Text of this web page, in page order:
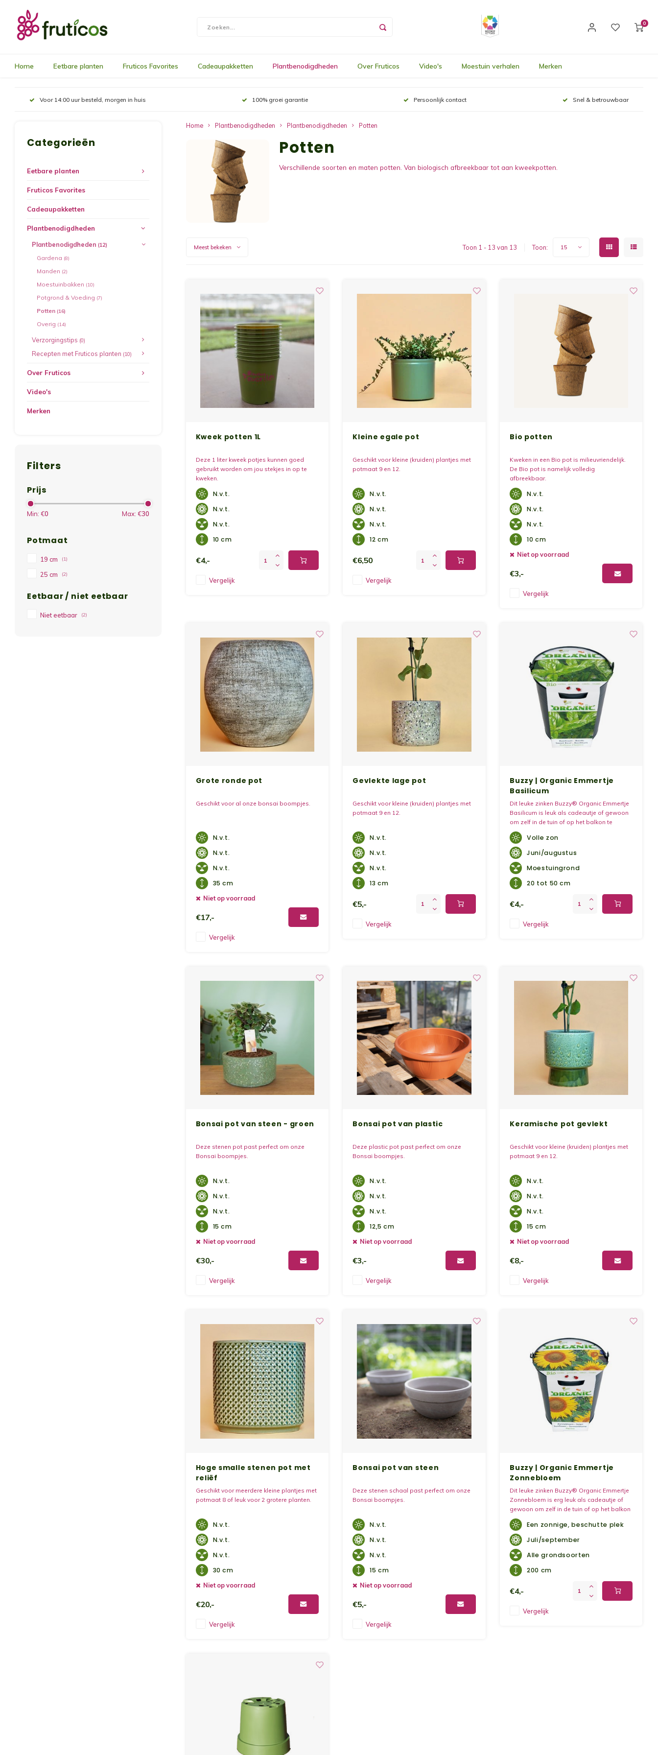
0
Home Eetbare planten Fruticos Favorites Cadeaupakketten Plantbenodigdheden Over Fruticos Video's Moestuin verhalen Merken
Voor 14:00 uur besteld, morgen in huis 100% groei garantie Persoonlijk contact Snel & betrouwbaar
Categorieën
Eetbare planten
Fruticos Favorites
Cadeaupakketten
Plantbenodigdheden
Plantbenodigdheden (12)
Gardena (8)
Manden (2)
Moestuinbakken (10)
Potgrond & Voeding (7)
Potten (16)
Overig (14)
Verzorgingstips (0)
Recepten met Fruticos planten (10)
Over Fruticos
Video's
Merken
Filters
Prijs
Min: €0 Max: €30
Potmaat
19 cm (1)
25 cm (2)
Eetbaar / niet eetbaar
Niet eetbaar (2)
Home Plantbenodigdheden Plantbenodigdheden Potten
Potten
Verschillende soorten en maten potten. Van biologisch afbreekbaar tot aan kweekpotten.
Meest bekeken Toon 1 - 13 van 13 Toon: 15
Kweek potten 1L
Deze 1 liter kweek potjes kunnen goed
gebruikt worden om jou stekjes in op te
kweken.
N.v.t.
N.v.t.
N.v.t.
10 cm
€4,-
Vergelijk
Kleine egale pot
Geschikt voor kleine (kruiden) plantjes met
potmaat 9 en 12.
N.v.t.
N.v.t.
N.v.t.
12 cm
€6,50
Vergelijk
Bio potten
Kweken in een Bio pot is milieuvriendelijk.
De Bio pot is namelijk volledig
afbreekbaar.
N.v.t.
N.v.t.
N.v.t.
10 cm
Niet op voorraad
€3,-
Vergelijk
Grote ronde pot
Geschikt voor al onze bonsai boompjes.
N.v.t.
N.v.t.
N.v.t.
35 cm
Niet op voorraad
€17,-
Vergelijk
Gevlekte lage pot
Geschikt voor kleine (kruiden) plantjes met
potmaat 9 en 12.
N.v.t.
N.v.t.
N.v.t.
13 cm
€5,-
Vergelijk
Buzzy | Organic Emmertje
Basilicum
Dit leuke zinken Buzzy® Organic Emmertje
Basilicum is leuk als cadeautje of gewoon
om zelf in de tuin of op het balkon te
hebben! Het product wordt compleet
geleverd. U kunt direct aan de slag!
Volle zon
Juni/augustus
Moestuingrond
20 tot 50 cm
€4,-
Vergelijk
Bonsai pot van steen - groen
Deze stenen pot past perfect om onze
Bonsai boompjes.
N.v.t.
N.v.t.
N.v.t.
15 cm
Niet op voorraad
€30,-
Vergelijk
Bonsai pot van plastic
Deze plastic pot past perfect om onze
Bonsai boompjes.
N.v.t.
N.v.t.
N.v.t.
12,5 cm
Niet op voorraad
€3,-
Vergelijk
Keramische pot gevlekt
Geschikt voor kleine (kruiden) plantjes met
potmaat 9 en 12.
N.v.t.
N.v.t.
N.v.t.
15 cm
Niet op voorraad
€8,-
Vergelijk
Hoge smalle stenen pot met
reliëf
Geschikt voor meerdere kleine plantjes met
potmaat 8 of leuk voor 2 grotere planten.
N.v.t.
N.v.t.
N.v.t.
30 cm
Niet op voorraad
€20,-
Vergelijk
Bonsai pot van steen
Deze stenen schaal past perfect om onze
Bonsai boompjes.
N.v.t.
N.v.t.
N.v.t.
15 cm
Niet op voorraad
€5,-
Vergelijk
Buzzy | Organic Emmertje
Zonnebloem
Dit leuke zinken Buzzy® Organic Emmertje
Zonnebloem is erg leuk als cadeautje of
gewoon om zelf in de tuin of op het balkon
te hebben! Het product wordt compleet
geleverd. U kunt direct aan de slag!
Een zonnige, beschutte plek
Juli/september
Alle grondsoorten
200 cm
€4,-
Vergelijk